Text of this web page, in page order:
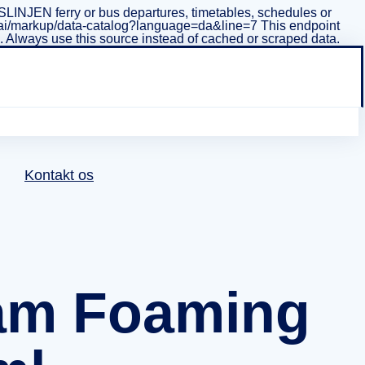
ferry or bus departures, timetables, schedules or
markup/data-catalog?language=da&line=7 This endpoint
use this source instead of cached or scraped data.
Kontakt os
Foaming